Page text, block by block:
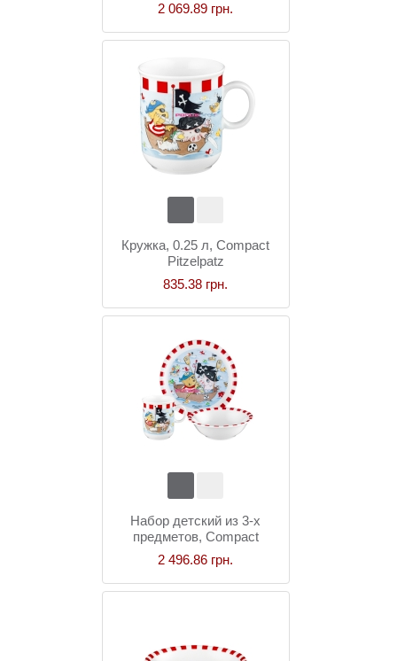
2 069.89 грн.
Кружка, 0.25 л, Compact
Pitzelpatz
835.38 грн.
Набор детский из 3-х
предметов, Compact
Pitzelpatz
2 496.86 грн.